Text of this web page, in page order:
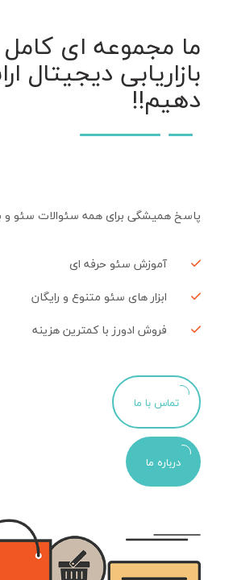
ما مجموعه ای
بازاریابی دیجیتال
دهیم!!
پاسخ همیشگی برای همه سئوالات سئو و
آموزش سئو حرفه ای
ابزار های سئو متنوع و رایگان
فروش ادورز با کمترین هزینه
تماس با ما
درباره ما